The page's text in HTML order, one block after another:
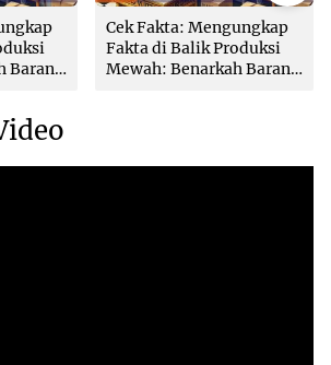
Barang
Cek Fakta: Mengungkap
Fakta di Balik Produksi
Mewah: Benarkah Barang